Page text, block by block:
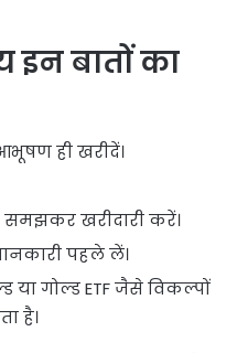
इन बातों का
ही खरीदें।
समझकर खरीदारी करें।
पहले लें।
या गोल्ड ETF जैसे विकल्पों
है।